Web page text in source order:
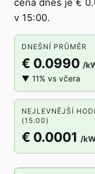
cena dnes je €
v 15:00.
DNEŠNÍ PRŮMĚR
€ 0.0990 /
▼ 11% vs včera
NEJLEVNĚJŠÍ
(15:00)
€ 0.0001 /